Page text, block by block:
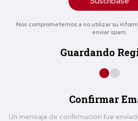
Nos comprometemos a no utilizar su
enviar spam.
Guardando
Confirmar
Un mensaje de confirmación fue